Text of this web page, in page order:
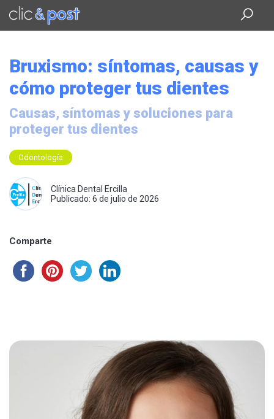
Saltar
contenido
Bruxismo: síntomas, causas y
cómo proteger tus dientes
Causas, síntomas y soluciones para
proteger tus dientes
Odontología
Clínica Dental Ercilla
Publicado: 6 de julio de 2026
Comparte